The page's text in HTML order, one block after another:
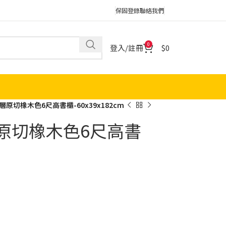
保固登錄聯絡我們
登入/註冊 0 0
原切橡木色6尺高書櫃-60x39x182cm
切橡木色6尺高書